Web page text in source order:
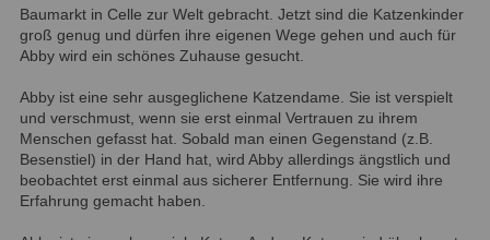
Baumarkt in Celle zur Welt gebracht. Jetzt sind die Katzenkinder
groß genug und dürfen ihre eigenen Wege gehen und auch für
Abby wird ein schönes Zuhause gesucht.
Abby ist eine sehr ausgeglichene Katzendame. Sie ist verspielt
und verschmust, wenn sie erst einmal Vertrauen zu ihrem
Menschen gefasst hat. Sobald man einen Gegenstand (z.B.
Besenstiel) in der Hand hat, wird Abby allerdings ängstlich und
beobachtet erst einmal aus sicherer Entfernung. Sie wird ihre
Erfahrung gemacht haben.